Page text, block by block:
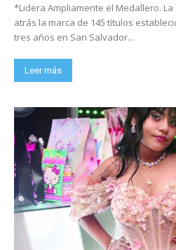
*Lidera Ampliamente el Medallero. La delegación mexicana dejó
atrás la marca de 145 títulos
tres años en San Salvador...
Leer más